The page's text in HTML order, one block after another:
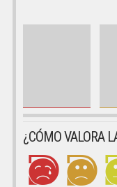
¿CÓMO VALORA